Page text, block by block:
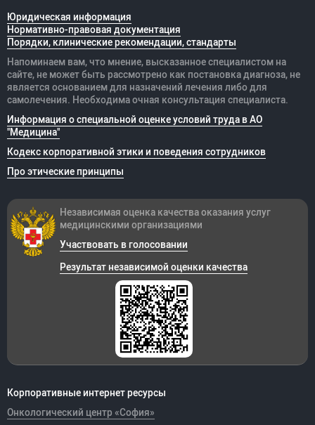
Юридическая информация
Нормативно-правовая документация
Порядки, клинические рекомендации, стандарты
Напоминаем вам, что мнение, высказанное специалистом на
сайте, не может быть рассмотрено как постановка диагноза, не
является основанием для назначений лечения либо для
самолечения. Необходима очная консультация специалиста.
Информация о специальной оценке условий труда в АО
"Медицина"
Кодекс корпоративной этики и поведения сотрудников
Про этические принципы
Корпоративные интернет ресурсы
Онкологический центр «София»
Независимая оценка качества оказания услуг
медицинскими организациями
Участвовать в голосовании
Результат независимой оценки качества